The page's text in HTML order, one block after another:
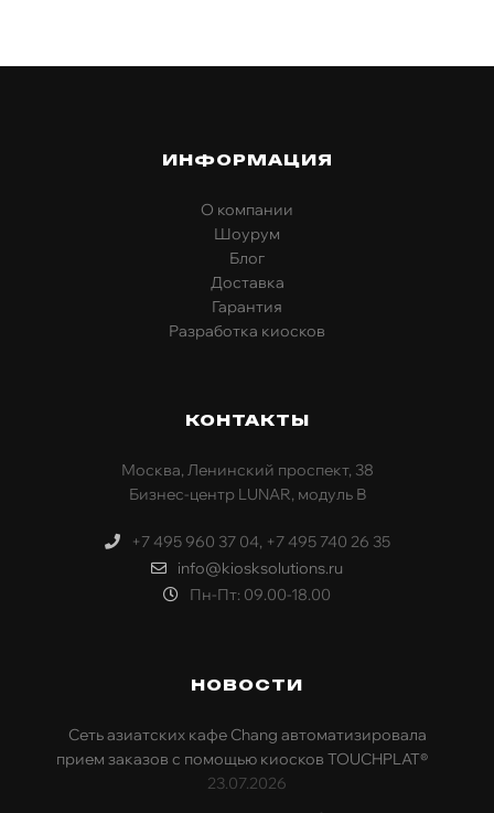
ИНФОРМАЦИЯ
О компании
Шоурум
Блог
Доставка
Гарантия
Разработка киосков
КОНТАКТЫ
Москва, Ленинский проспект, 38
Бизнес-центр LUNAR, модуль В
+7 495 960 37 04, +7 495 740 26 35
info@kiosksolutions.ru
Пн-Пт: 09.00-18.00
НОВОСТИ
Сеть азиатских кафе Chang автоматизировала
прием заказов с помощью киосков TOUCHPLAT®
23.07.2026